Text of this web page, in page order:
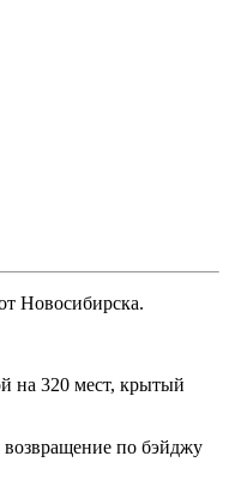
Новосибирска.
на 320 мест, крытый
возвращение по бэйджу